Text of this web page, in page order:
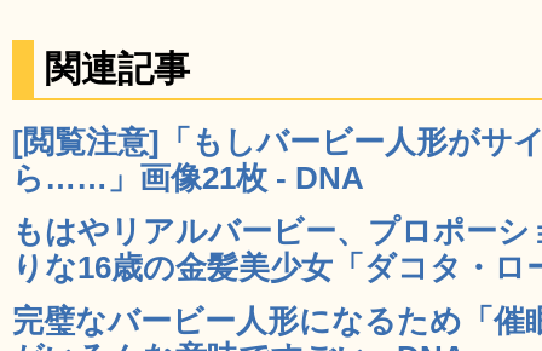
関連記事
[閲覧注意]「もしバービー人形がサ
ら……」画像21枚 - DNA
もはやリアルバービー、プロポー
りな16歳の金髪美少女「ダコタ・ロ
完璧なバービー人形になるため「催